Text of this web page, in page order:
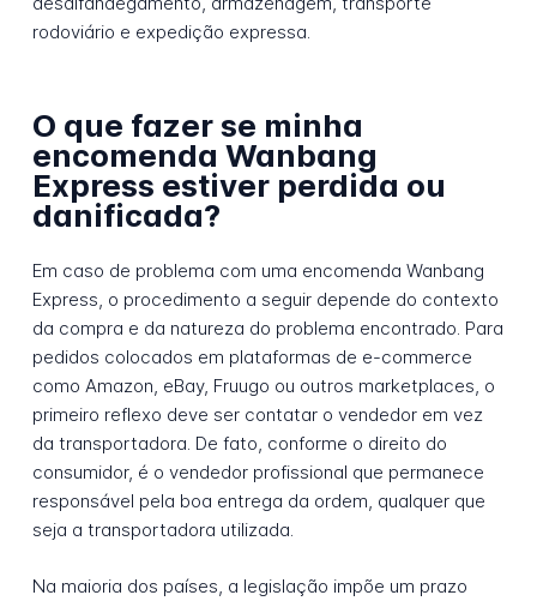
rodoviário e expedição expressa.
O que fazer se minha
encomenda Wanbang
Express estiver perdida ou
danificada?
Em caso de problema com uma encomenda Wanbang
Express, o procedimento a seguir depende do contexto
da compra e da natureza do problema encontrado. Para
pedidos colocados em plataformas de e-commerce
como Amazon, eBay, Fruugo ou outros marketplaces, o
primeiro reflexo deve ser contatar o vendedor em vez
da transportadora. De fato, conforme o direito do
consumidor, é o vendedor profissional que permanece
responsável pela boa entrega da ordem, qualquer que
seja a transportadora utilizada.
Na maioria dos países, a legislação impõe um prazo